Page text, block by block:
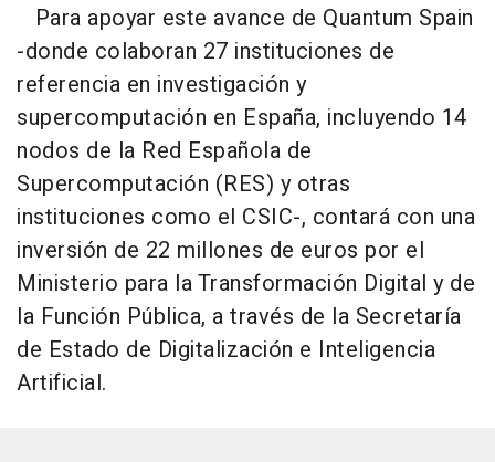
Para apoyar este avance de Quantum Spain
-donde colaboran 27 instituciones de
referencia en investigación y
supercomputación en España, incluyendo 14
nodos de la Red Española de
Supercomputación (RES) y otras
instituciones como el CSIC-, contará con una
inversión de 22 millones de euros por el
Ministerio para la Transformación Digital y de
la Función Pública, a través de la Secretaría
de Estado de Digitalización e Inteligencia
Artificial.